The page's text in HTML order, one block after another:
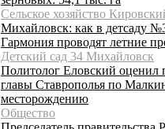
Сельское хозяйство
Михайловск: как в детсаду
Гармония проводят летние
Детский сад 34 Михайловск
Политолог Еловский оценил
главы Ставрополья по
месторождению
Общество